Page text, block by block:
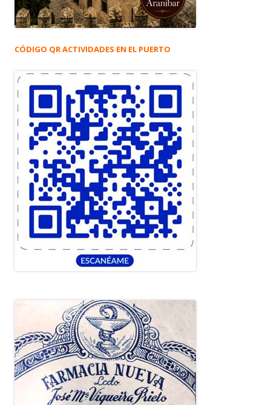
CÓDIGO QR ACTIVIDADES EN EL PUERTO